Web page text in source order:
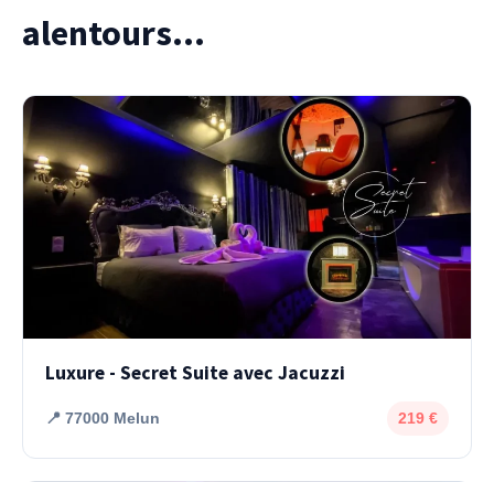
alentours...
Luxure - Secret Suite avec Jacuzzi
📍 77000 Melun 219 €